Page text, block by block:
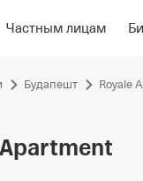
Частным лицам
Фотографии
Будапешт Royale
Apartment